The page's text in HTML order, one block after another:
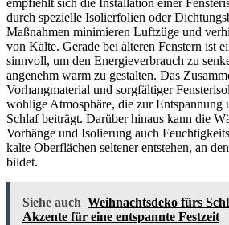
empfiehlt sich die Installation einer
durch spezielle Isolierfolien oder
Maßnahmen minimieren Luftzüge und
von Kälte. Gerade bei älteren Fenstern ist
sinnvoll, um den Energieverbrauch zu
angenehm warm zu gestalten. Das
Vorhangmaterial und sorgfältiger
wohlige Atmosphäre, die zur Entspannung
Schlaf beiträgt. Darüber hinaus kann die
Vorhänge und Isolierung auch
kalte Oberflächen seltener entstehen, an
bildet.
Siehe auch Weihnachtsdeko fürs
Akzente für eine entspannte Festzeit